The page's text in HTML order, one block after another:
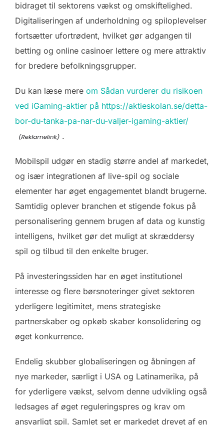
bidraget til sektorens vækst og omskiftelighed.
Digitaliseringen af underholdning og spiloplevelser
fortsætter ufortrødent, hvilket gør adgangen til
betting og online casinoer lettere og mere attraktiv
for bredere befolkningsgrupper.
Du kan læse mere om Sådan vurderer du risikoen
ved iGaming-aktier på https://aktieskolan.se/detta-
bor-du-tanka-pa-nar-du-valjer-igaming-aktier/
.
Mobilspil udgør en stadig større andel af markedet,
og især integrationen af live-spil og sociale
elementer har øget engagementet blandt brugerne.
Samtidig oplever branchen et stigende fokus på
personalisering gennem brugen af data og kunstig
intelligens, hvilket gør det muligt at skræddersy
spil og tilbud til den enkelte bruger.
På investeringssiden har en øget institutionel
interesse og flere børsnoteringer givet sektoren
yderligere legitimitet, mens strategiske
partnerskaber og opkøb skaber konsolidering og
øget konkurrence.
Endelig skubber globaliseringen og åbningen af
nye markeder, særligt i USA og Latinamerika, på
for yderligere vækst, selvom denne udvikling også
ledsages af øget reguleringspres og krav om
ansvarligt spil. Samlet set er markedet drevet af en